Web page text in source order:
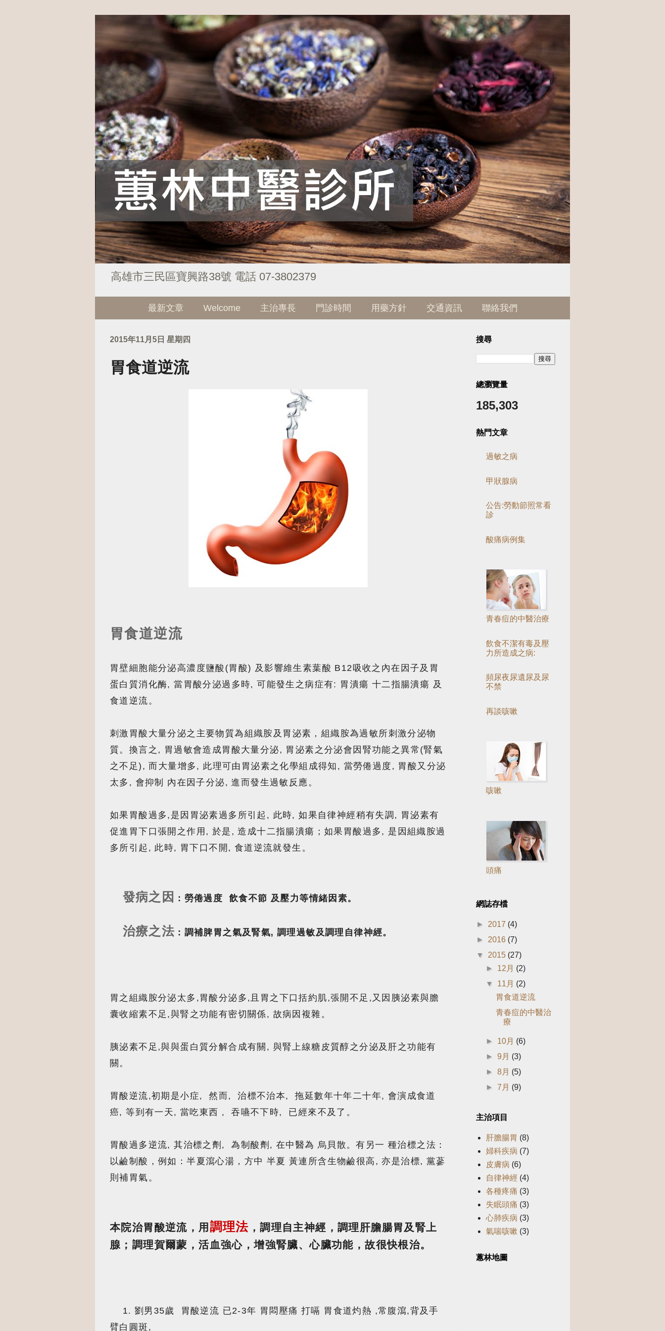
高雄市三民區寶興路38號 電話 07-3802379
最新文章 Welcome 主治專長 門診時間 用藥方針 交通資訊 聯絡我們
2015年11月5日 星期四
胃食道逆流
胃食道逆流
胃壁細胞能分泌高濃度鹽酸(胃酸) 及影響維生素葉酸 B12吸收之內在因子及胃
蛋白質消化酶, 當胃酸分泌過多時, 可能發生之病症有: 胃潰瘍 十二指腸潰瘍 及
食道逆流。
刺激胃酸大量分泌之主要物質為組織胺及胃泌素，組織胺為過敏所刺激分泌物
質。換言之, 胃過敏會造成胃酸大量分泌, 胃泌素之分泌會因腎功能之異常(腎氣
之不足), 而大量增多, 此理可由胃泌素之化學組成得知, 當勞倦過度, 胃酸又分泌
太多, 會抑制 內在因子分泌, 進而發生過敏反應。
如果胃酸過多,是因胃泌素過多所引起, 此時, 如果自律神經稍有失調, 胃泌素有
促進胃下口張開之作用, 於是, 造成十二指腸潰瘍；如果胃酸過多, 是因組織胺過
多所引起, 此時, 胃下口不開, 食道逆流就發生。
發病之因 ：勞倦過度 飲食不節 及壓力等情緒因素。
治療之法 ：調補脾胃之氣及腎氣, 調理過敏及調理自律神經。
胃之組織胺分泌太多,胃酸分泌多,且胃之下口括約肌,張開不足,又因胰泌素與膽
囊收縮素不足,與腎之功能有密切關係, 故病因複雜。
胰泌素不足,與與蛋白質分解合成有關, 與腎上線糖皮質醇之分泌及肝之功能有
關。
胃酸逆流,初期是小症, 然而, 治標不治本, 拖延數年十年二十年, 會演成食道
癌, 等到有一天, 當吃東西 , 吞嚥不下時, 已經來不及了。
胃酸過多逆流, 其治標之劑, 為制酸劑, 在中醫為 烏貝散。有另一 種治標之法：
以鹼制酸，例如：半夏瀉心湯，方中 半夏 黃連所含生物鹼很高, 亦是治標, 黨蔘
則補胃氣。
本院治胃酸逆流，用 調理法 ，調理自主神經，調理肝膽腸胃及腎上
腺；調理賀爾蒙，活血強心，增強腎臟、心臟功能，故很快根治。
1. 劉男35歲 胃酸逆流 已2-3年 胃悶壓痛 打嗝 胃食道灼熱 ,常腹瀉,背及手
臂白圓斑,
搜尋
總瀏覽量
185,303
熱門文章
過敏之病
甲狀腺病
公告:勞動節照常看
診
酸痛病例集
青春痘的中醫治療
飲食不潔有毒及壓
力所造成之病:
頻尿夜尿遺尿及尿
不禁
再談咳嗽
咳嗽
頭痛
網誌存檔
► 2017 (4)
► 2016 (7)
▼ 2015 (27)
► 12月 (2)
▼ 11月 (2)
胃食道逆流
青春痘的中醫治
療
► 10月 (6)
►9月 (3)
►8月 (5)
►7月 (9)
主治項目
肝膽腸胃 (8)
婦科疾病 (7)
皮膚病 (6)
自律神經 (4)
各種疼痛 (3)
失眠頭痛 (3)
心肺疾病 (3)
氣喘咳嗽 (3)
蕙林地圖